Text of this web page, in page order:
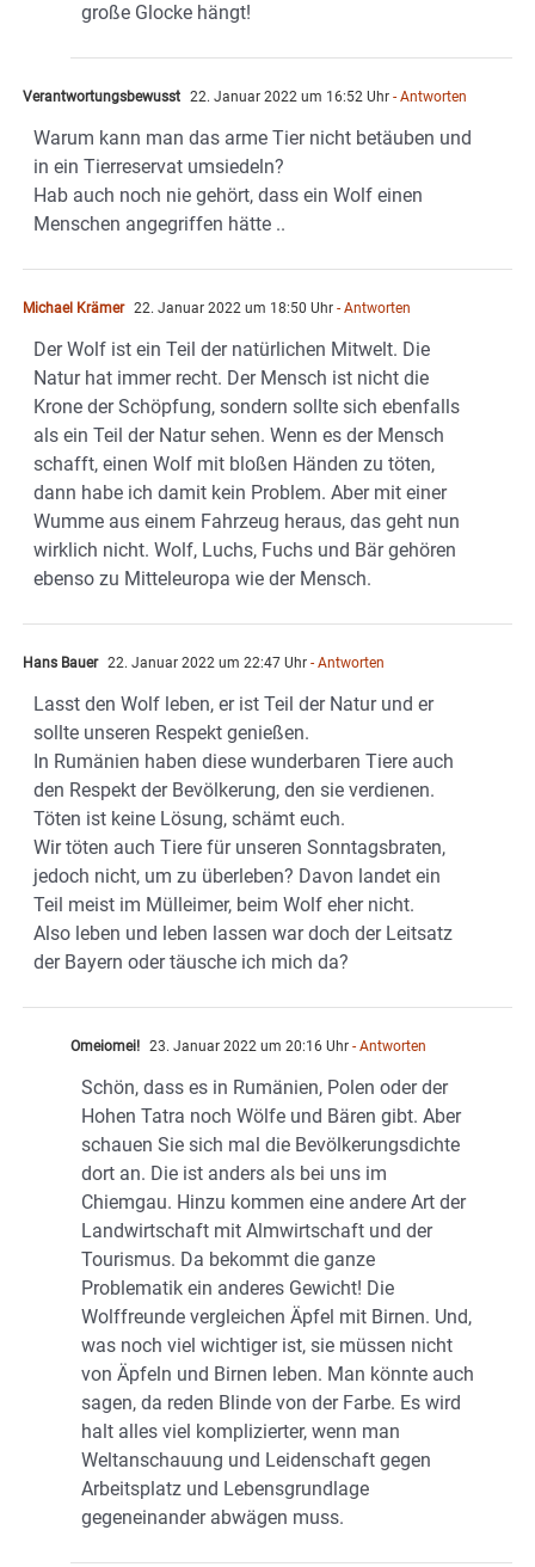
große Glocke hängt!
Verantwortungsbewusst 22. Januar 2022 um 16:52 Uhr - Antworten
Warum kann man das arme Tier nicht betäuben und
in ein Tierreservat umsiedeln?
Hab auch noch nie gehört, dass ein Wolf einen
Menschen angegriffen hätte ..
Michael Krämer 22. Januar 2022 um 18:50 Uhr - Antworten
Der Wolf ist ein Teil der natürlichen Mitwelt. Die
Natur hat immer recht. Der Mensch ist nicht die
Krone der Schöpfung, sondern sollte sich ebenfalls
als ein Teil der Natur sehen. Wenn es der Mensch
schafft, einen Wolf mit bloßen Händen zu töten,
dann habe ich damit kein Problem. Aber mit einer
Wumme aus einem Fahrzeug heraus, das geht nun
wirklich nicht. Wolf, Luchs, Fuchs und Bär gehören
ebenso zu Mitteleuropa wie der Mensch.
Hans Bauer 22. Januar 2022 um 22:47 Uhr - Antworten
Lasst den Wolf leben, er ist Teil der Natur und er
sollte unseren Respekt genießen.
In Rumänien haben diese wunderbaren Tiere auch
den Respekt der Bevölkerung, den sie verdienen.
Töten ist keine Lösung, schämt euch.
Wir töten auch Tiere für unseren Sonntagsbraten,
jedoch nicht, um zu überleben? Davon landet ein
Teil meist im Mülleimer, beim Wolf eher nicht.
Also leben und leben lassen war doch der Leitsatz
der Bayern oder täusche ich mich da?
Omeiomei! 23. Januar 2022 um 20:16 Uhr - Antworten
Schön, dass es in Rumänien, Polen oder der
Hohen Tatra noch Wölfe und Bären gibt. Aber
schauen Sie sich mal die Bevölkerungsdichte
dort an. Die ist anders als bei uns im
Chiemgau. Hinzu kommen eine andere Art der
Landwirtschaft mit Almwirtschaft und der
Tourismus. Da bekommt die ganze
Problematik ein anderes Gewicht! Die
Wolffreunde vergleichen Äpfel mit Birnen. Und,
was noch viel wichtiger ist, sie müssen nicht
von Äpfeln und Birnen leben. Man könnte auch
sagen, da reden Blinde von der Farbe. Es wird
halt alles viel komplizierter, wenn man
Weltanschauung und Leidenschaft gegen
Arbeitsplatz und Lebensgrundlage
gegeneinander abwägen muss.